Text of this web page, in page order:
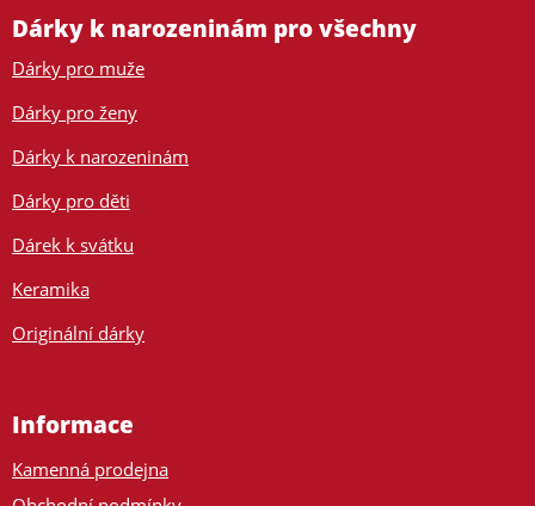
Dárky k narozeninám pro všechny
Dárky pro muže
Dárky pro ženy
Dárky k narozeninám
Dárky pro děti
Dárek k svátku
Keramika
Originální dárky
Informace
Kamenná prodejna